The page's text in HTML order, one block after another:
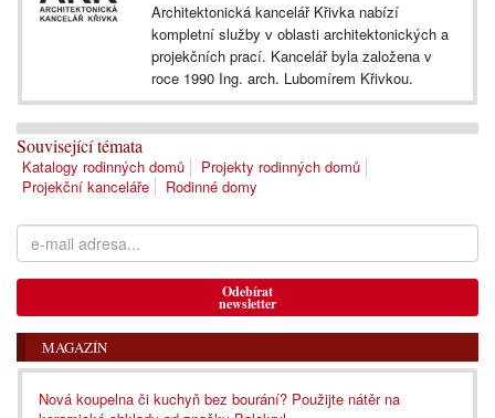
Architektonická kancelář Křivka nabízí
kompletní služby v oblasti architektonických a
projekčních prací. Kancelář byla založena v
roce 1990 Ing. arch. Lubomírem Křivkou.
Související témata
Katalogy rodinných domů
Projekty rodinných domů
Projekční kanceláře
Rodinné domy
Odebírat
newsletter
MAGAZÍN
Nová koupelna či kuchyň bez bourání? Použijte nátěr na